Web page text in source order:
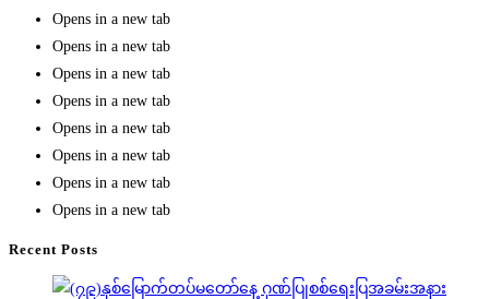
Opens in a new tab
Opens in a new tab
Opens in a new tab
Opens in a new tab
Opens in a new tab
Opens in a new tab
Opens in a new tab
Opens in a new tab
Recent Posts